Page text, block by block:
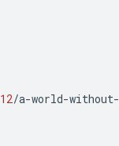
12/a-world-without-